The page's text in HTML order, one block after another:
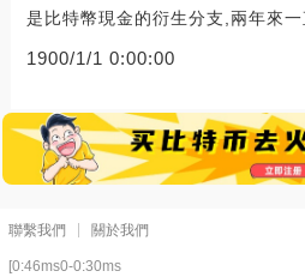
是比特幣現金的衍生分支,兩年來
1900/1/1 0:00:00
聯繫我們 關於我們
[0:46ms0-0:30ms